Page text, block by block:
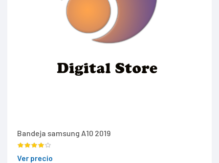
Bandeja samsung A10 2019
Ver precio